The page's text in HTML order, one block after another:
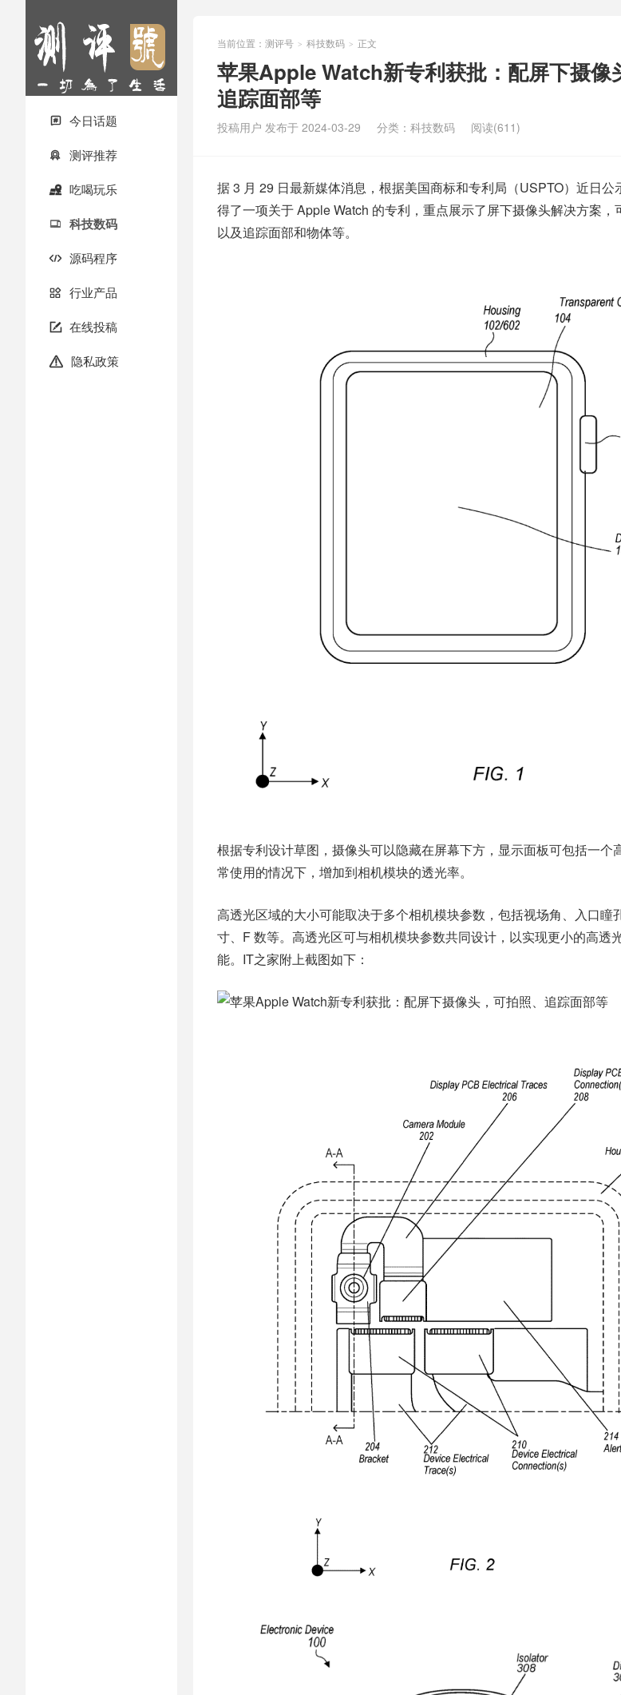
 今日话题
 测评推荐
 吃喝玩乐
 科技数码
 源码程序
 行业产品
 在线投稿
 隐私政策
当前位置： 测评号 > 科技数码 > 正文
苹果Apple Watch新专利获批：配屏下摄像
追踪面部等
投稿用户 发布于 2024-03-29 分类： 科技数码 阅读(611)
据 3 月 29 日最新媒体消息，根据美国商标和专利局（USPTO）近日公
得了一项关于 Apple Watch 的专利，重点展示了屏下摄像头解决方案，
以及追踪面部和物体等。
根据专利设计草图，摄像头可以隐藏在屏幕下方，显示面板可包括一个
常使用的情况下，增加到相机模块的透光率。
高透光区域的大小可能取决于多个相机模块参数，包括视场角、入口瞳
寸、F 数等。高透光区可与相机模块参数共同设计，以实现更小的高透
能。IT之家附上截图如下：